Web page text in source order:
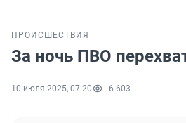
ПРОИСШЕСТВИЯ
За ночь ПВО
10 июля 2025, 07:20 6 603